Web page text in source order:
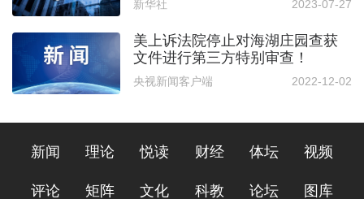
新华社 2023-07-27
美上诉法院停止对海湖庄园查获
文件进行第三方特别审查！
央视新闻客户端 2022-12-02
新闻 理论 悦读 财经 体坛 视频
评论 矩阵 文化 科教 论坛 图库